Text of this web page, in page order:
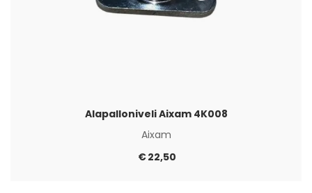
Alapalloniveli Aixam 4K008
Aixam
€22,50